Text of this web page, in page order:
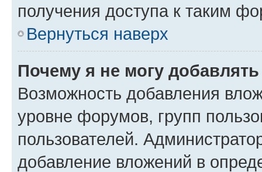
получения доступа к таким
Вернуться наверх
Почему я не могу
Возможность добавления
уровне форумов, групп
пользователей.
добавление вложений в